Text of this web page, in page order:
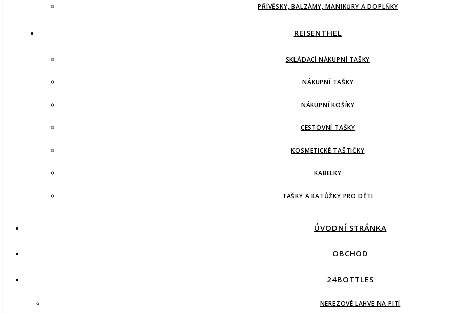
PŘÍVĚSKY, BALZÁMY, MANIKŮRY A DOPLŇKY
REISENTHEL
SKLÁDACÍ NÁKUPNÍ TAŠKY
NÁKUPNÍ TAŠKY
NÁKUPNÍ KOŠÍKY
CESTOVNÍ TAŠKY
KOSMETICKÉ TAŠTIČKY
KABELKY
TAŠKY A BATŮŽKY PRO DĚTI
ÚVODNÍ STRÁNKA
OBCHOD
24BOTTLES
NEREZOVÉ LAHVE NA PITÍ